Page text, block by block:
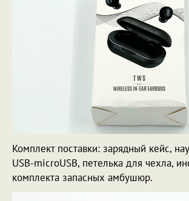
Комплект поставки: зарядный кейс,
USB-microUSB, петелька для чехла,
комплекта запасных амбушюр.